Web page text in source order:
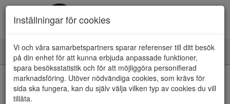
Toggle
navigation
HEM
Inställningar för cookies
Vi och våra samarbetspartners sparar referenser till ditt besök
på din enhet för att kunna erbjuda anpassade funktioner,
spara besöksstatistik och för att möjliggöra personifierad
marknadsföring. Utöver nödvändiga cookies, som krävs för
sida ska fungera, kan du själv välja vilken typ av cookies du vill
tillåta.